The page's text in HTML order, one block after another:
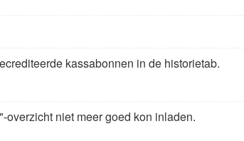
kassabonnen in de historietab.
niet meer goed kon inladen.